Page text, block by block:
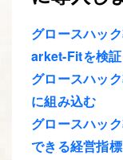
グロースハッ
arket-Fitを検証
グロースハッ
に組み込む
グロースハッ
できる経営指